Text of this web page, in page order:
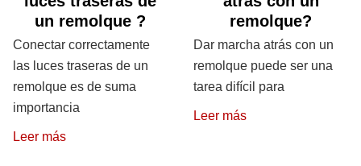
un remolque ?
Conectar correctamente
las luces traseras de un
remolque es de suma
importancia
Leer más
remolque?
Dar marcha atrás con un
remolque puede ser una
tarea difícil para
Leer más